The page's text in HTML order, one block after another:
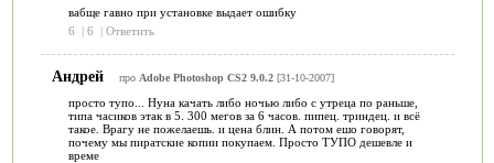
вабще гавно при установке выдает ошибку
6
| 6 | Ответить
Андрей про Adobe Photoshop CS2 9.0.2[31-10-2007]
просто тупо... Нуна качать либо ночью либо с утреца по раньше,
типа часиков этак в 5. 300 мегов за 6 часов. пипец. триндец. и всё
такое. Врагу не пожелаешь. и цена блин. А потом ешо говорят,
почему мы пиратские копии покупаем. Просто ТУПО дешевле и
време